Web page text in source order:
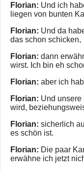
Florian: Und ich
liegen von bunten
Florian: Und da
das schon schicken,
Florian: dann
wirst. Ich bin eh
Florian: aber ich
Florian: Und unsere
wird,
Florian: sicherlich
es schön ist.
Florian: Die paar
erwähne ich jetzt